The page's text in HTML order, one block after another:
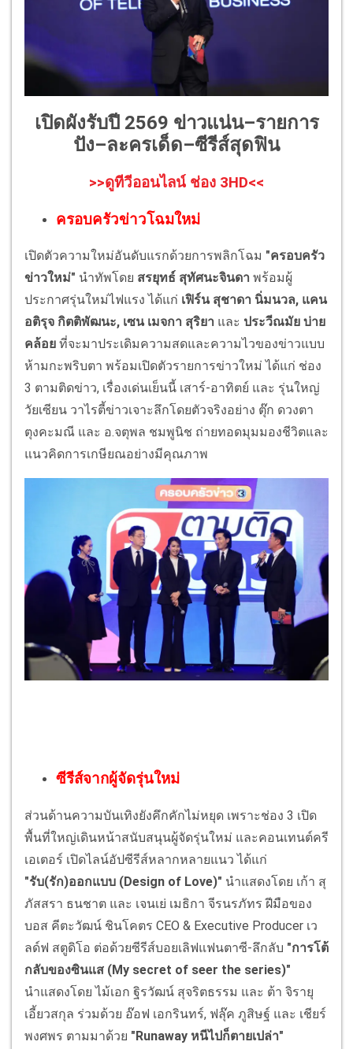
เปิดผังรับปี 2569 ข่าวแน่น–รายการ
ปัง–ละครเด็ด–ซีรีส์สุดฟิน
>>ดูทีวีออนไลน์ ช่อง 3HD<<
ครอบครัวข่าวโฉมใหม่
เปิดตัวความใหม่อันดับแรกด้วยการพลิกโฉม "ครอบครัว
ข่าวใหม่" นำทัพโดย สรยุทธ์ สุทัศนะจินดา พร้อมผู้
ประกาศรุ่นใหม่ไฟแรง ได้แก่ เฟิร์น สุชาดา นิ่มนวล, แคน
อติรุจ กิตติพัฒนะ, เซน เมจกา สุริยา และ ประวีณมัย บ่าย
คล้อย ที่จะมาประเดิมความสดและความไวของข่าวแบบ
ห้ามกะพริบตา พร้อมเปิดตัวรายการข่าวใหม่ ได้แก่ ช่อง
3 ตามติดข่าว, เรื่องเด่นเย็นนี้ เสาร์-อาทิตย์ และ รุ่นใหญ่
วัยเซียน วาไรตี้ข่าวเจาะลึกโดยตัวจริงอย่าง ตุ๊ก ดวงตา
ตุงคะมณี และ อ.จตุพล ชมพูนิช ถ่ายทอดมุมมองชีวิตและ
แนวคิดการเกษียณอย่างมีคุณภาพ
ซีรีส์จากผู้จัดรุ่นใหม่
ส่วนด้านความบันเทิงยังคึกคักไม่หยุด เพราะช่อง 3 เปิด
พื้นที่ใหญ่เดินหน้าสนับสนุนผู้จัดรุ่นใหม่ และคอนเทนต์ครี
เอเตอร์ เปิดไลน์อัปซีรีส์หลากหลายแนว ได้แก่
"รับ(รัก)ออกแบบ (Design of Love)" นำแสดงโดย เก้า สุ
ภัสสรา ธนชาต และ เจนเย่ เมธิกา จีรนรภัทร ฝีมือของ
บอส คีตะวัฒน์ ชินโคตร CEO & Executive Producer เว
ลด์ฟ สตูดิโอ ต่อด้วยซีรีส์บอยเลิฟแฟนตาซี-ลึกลับ "การโต้
กลับของซินแส (My secret of seer the series)"
นำแสดงโดย ไม้เอก ฐิรวัฒน์ สุจริตธรรม และ ต้า จิรายุ
เอี้ยวสกุล ร่วมด้วย อ๊อฟ เอกรินทร์, ฟลุ๊ค ภูสิษฐ์ และ เชียร์
พงศพร ตามมาด้วย "Runaway หนีไปก็ตายเปล่า"